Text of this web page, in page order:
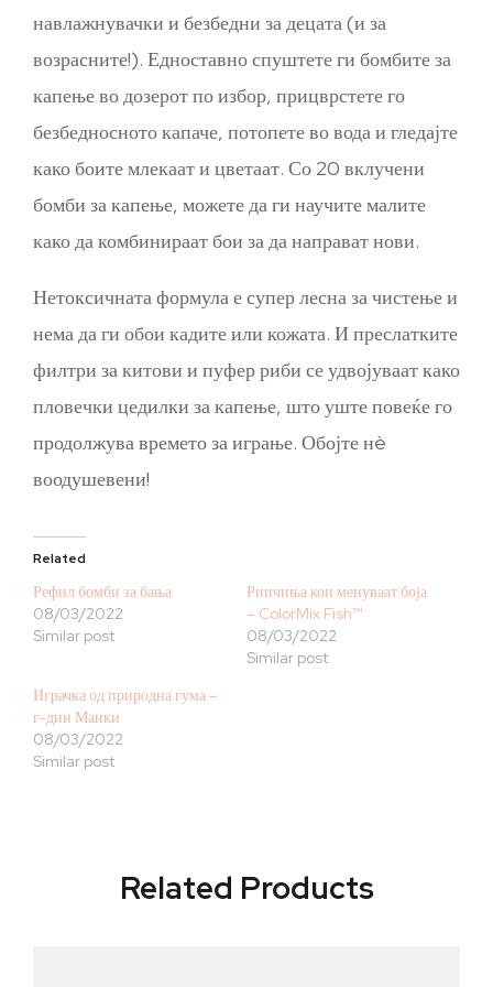
навлажнувачки и безбедни за децата (и за
возрасните!). Едноставно спуштете ги бомбите за
капење во дозерот по избор, прицврстете го
безбедносното капаче, потопете во вода и гледајте
како боите млекаат и цветаат. Со 20 вклучени
бомби за капење, можете да ги научите малите
како да комбинираат бои за да направат нови.
Нетоксичната формула е супер лесна за чистење и
нема да ги обои кадите или кожата. И преслатките
филтри за китови и пуфер риби се удвојуваат како
пловечки цедилки за капење, што уште повеќе го
продолжува времето за играње. Обојте нè
воодушевени!
Related
Рефил бомби за бања
08/03/2022
Similar post
Рипчиња кои менуваат боја
– ColorMix Fish™
08/03/2022
Similar post
Играчка од природна гума –
г-дин Манки
08/03/2022
Similar post
Related Products